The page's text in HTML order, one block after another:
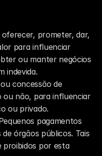
prometer, dar,
para influenciar
ou manter negócios
indevida.
concessão de
ou não, para influenciar
ou privado.
pagamentos
órgãos públicos. Tais
proibidos por esta